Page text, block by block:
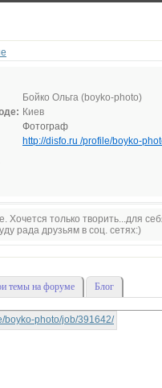
Бойко Ольга (boyko-photo)
Киев
Фотограф
http://disfo.ru /profile/boyko-
только творить...для
рада друзьям в соц. сетях:)
темы на форуме Блог
boyko-photo/job/391642/